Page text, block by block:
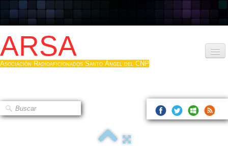
ARSA
Asociación Radioaficionados Santo Ángel del CNP
Que es la ARSA